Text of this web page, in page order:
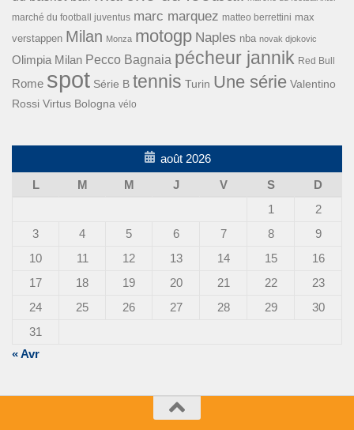
marché du football juventus marc marquez matteo berrettini max
verstappen Milan Monza motogp Naples nba novak djokovic
Olimpia Milan Pecco Bagnaia pécheur jannik Red Bull
Rome spot Série B tennis Turin Une série Valentino
Rossi Virtus Bologna vélo
août 2026
L
M M J V S
D
1
2
3
4 5 6 7 8
9
10
11 12 13 14 15
16
17
18 19 20 21 22
23
24
25 26 27 28 29
30
31
« Avr